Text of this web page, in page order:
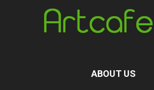
ABOUT US